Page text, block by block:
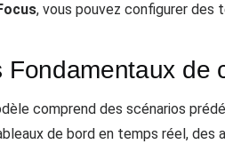
, vous pouvez configurer
Fondamentaux de
comprend des scénarios
de bord en temps réel,